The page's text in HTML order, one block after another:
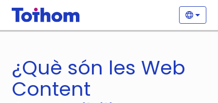
Vés al contingut
¿Què són les Web
Content